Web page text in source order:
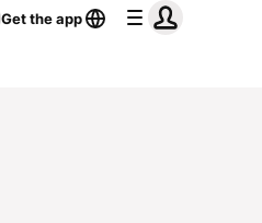
Get the app